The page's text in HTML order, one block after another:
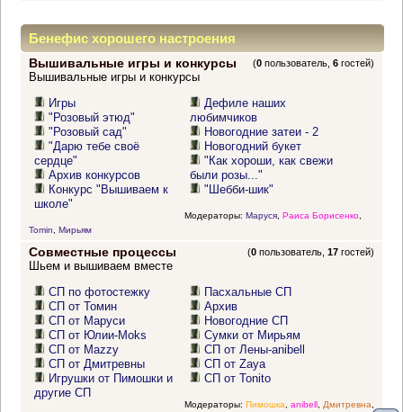
Бенефис хорошего настроения
Вышивальные игры и конкурсы (0 пользователь,6 гостей)
Вышивальные игры и конкурсы
Игры
"Розовый этюд"
"Розовый сад"
"Дарю тебе своё
сердце"
Архив конкурсов
Конкурс "Вышиваем к
школе"
Дефиле наших
любимчиков
Новогодние затеи - 2
Новогодний букет
"Как хороши, как свежи
были розы..."
"Шебби-шик"
Модераторы: Маруся, Раиса Борисенко,
Tomin
Мирьям
Совместные процессы (0 пользователь,17 гостей)
Шьем и вышиваем вместе
СП по фотостежку
СП от Томин
СП от Маруси
СП от Юлии-Moks
СП от Mazzy
СП от Дмитревны
Игрушки от Пимошки и
другие СП
Пасхальные СП
Архив
Новогодние СП
Сумки от Мирьям
СП от Лены-anibell
СП от Zaya
СП от Tonito
Модераторы: Пимошка anibell, Дмитревна